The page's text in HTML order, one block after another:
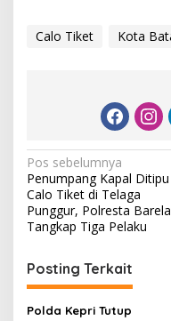
Calo Tiket Kota
N
a
v
g
a
Pos sebelumnya
Penumpang Kapal Ditipu
Calo Tiket di Telaga
Punggur, Polresta
Tangkap Tiga Pelaku
Posting Terkait
Polda Kepri Tutup